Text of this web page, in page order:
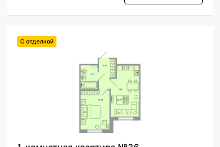
С отделкой